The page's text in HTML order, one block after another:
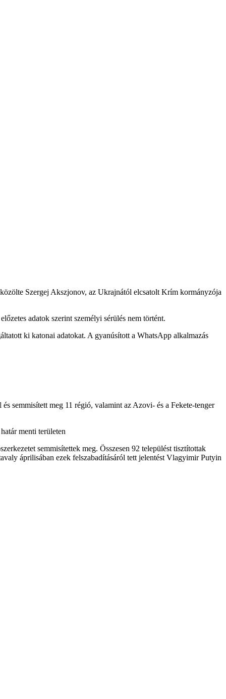
Szergej Akszjonov, az Ukrajnától elcsatolt Krím kormányzója
adatok szerint személyi sérülés nem történt.
ki katonai adatokat. A gyanúsított a WhatsApp alkalmazás
semmisített meg 11 régió, valamint az Azovi- és a Fekete-tenger
menti területen
semmisítettek meg. Összesen 92 települést tisztítottak
áprilisában ezek felszabadításáról tett jelentést Vlagyimir Putyin